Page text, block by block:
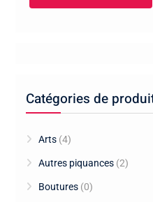
Catégories de
Arts (4)
Autres piquances (2)
Boutures (0)